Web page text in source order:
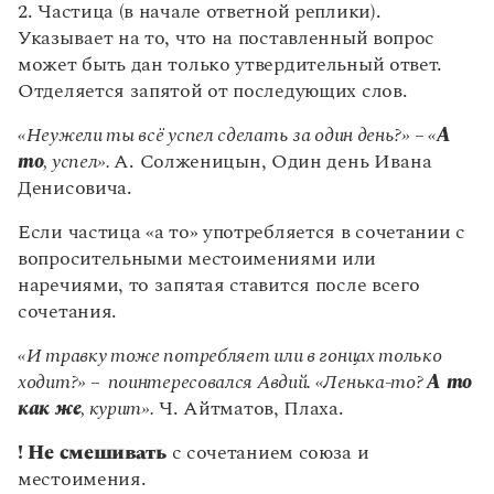
Словари русского языка как государственного
Справочники
Правила русской орфографии и пунктуации
Русский язык. Краткий теоретический курс
для школьников
Справочник по пунктуации
Словарь-справочник трудностей
Справочник по фразеологии
Азбучные истины
Все справочники портала
Новости и события
Управление в русском языке
Словарь методических терминов
Правила русской орфографии и пунктуации
2. Частица (в начале ответной реплики).
Указывает на то, что на поставленный вопрос
может быть дан только утвердительный ответ.
Отделяется запятой от последующих слов.
«Неужели ты всё успел сделать за один день?» – «А
то, успел».А. Солженицын, Один день Ивана
Денисовича.
Если частица «а то» употребляется в сочетании с
вопросительными местоимениями или
наречиями, то запятая ставится после всего
сочетания.
«И травку тоже потребляет или в гонцах только
ходит?» – поинтересовался Авдий. «Ленька-то?А то
как же, курит». Ч. Айтматов, Плаха.
! Не смешиватьс сочетанием союза и
местоимения.